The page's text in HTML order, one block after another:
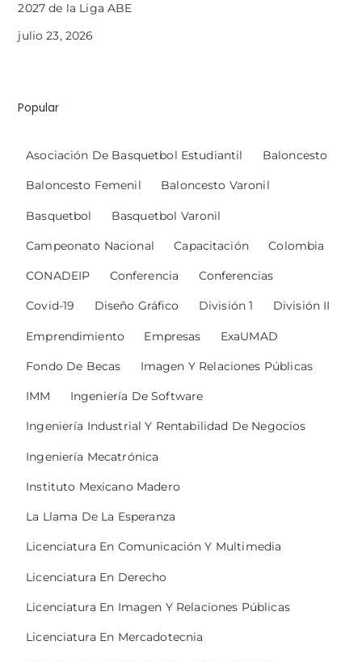
2027 de la Liga ABE
julio 23, 2026
Popular
Asociación De Basquetbol Estudiantil Baloncesto
Baloncesto Femenil Baloncesto Varonil
Basquetbol Basquetbol Varonil
Campeonato Nacional Capacitación Colombia
CONADEIP Conferencia Conferencias
Covid-19 Diseño Gráfico División 1 División II
Emprendimiento Empresas ExaUMAD
Fondo De Becas Imagen Y Relaciones Públicas
IMM Ingeniería De Software
Ingeniería Industrial Y Rentabilidad De Negocios
Ingeniería Mecatrónica
Instituto Mexicano Madero
La Llama De La Esperanza
Licenciatura En Comunicación Y Multimedia
Licenciatura En Derecho
Licenciatura En Imagen Y Relaciones Públicas
Licenciatura En Mercadotecnia